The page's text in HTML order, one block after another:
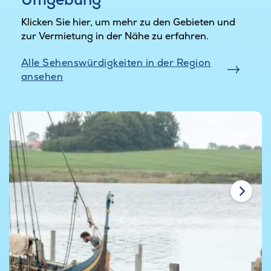
in einem Tempo, bei dem sich die Schultern
automatisch entspannen.
Am Ferienhaus gibt es eine Ladestation, sodass
bequem aufgeladen werden kann.
Klicken Sie hier, um mehr zu den Gebieten und
zur Vermietung in der Nähe zu erfahren.
Alle Sehenswürdigkeiten in der Region
ansehen